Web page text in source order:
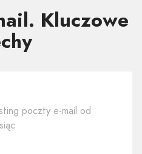
Kluczowe
poczty e-mail od